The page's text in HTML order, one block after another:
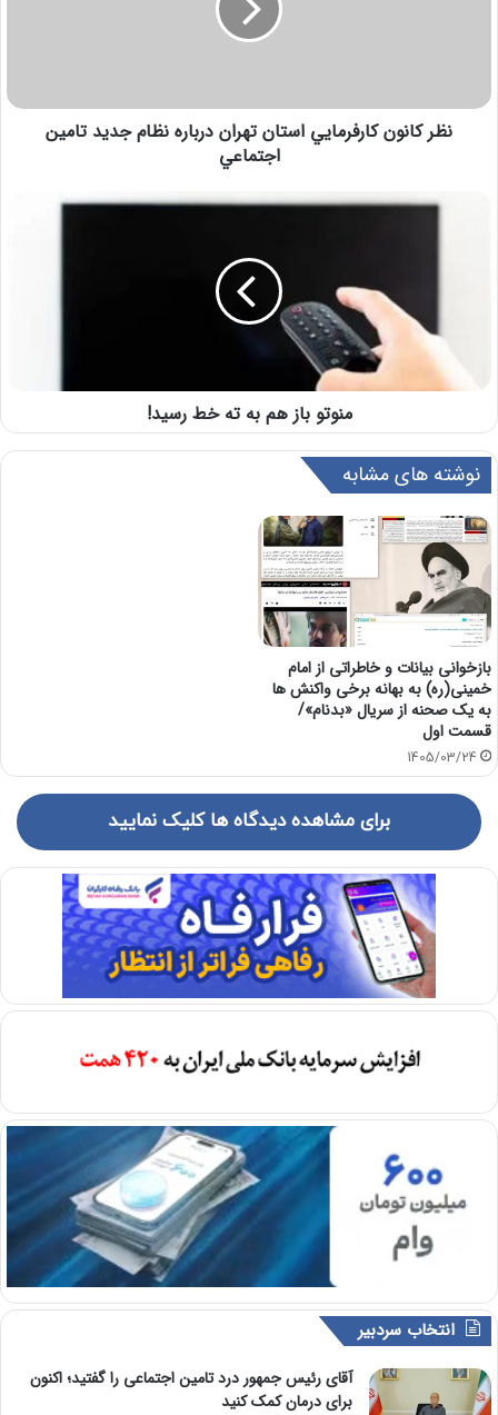
نظر كانون كارفرمايي استان تهران درباره نظام جديد تامين
اجتماعي
منوتو باز هم به ته خط رسید!
نوشته های مشابه
بازخوانی بیانات و خاطراتی از امام
خمینی(ره) به بهانه برخی واکنش ها
به یک صحنه از سریال «بدنام»/
قسمت اول
1405/03/24
برای مشاهده دیدگاه ها کلیک نمایید
انتخاب سردبیر
آقای رئیس جمهور درد تامین اجتماعی را گفتید؛ اکنون
برای درمان کمک کنید